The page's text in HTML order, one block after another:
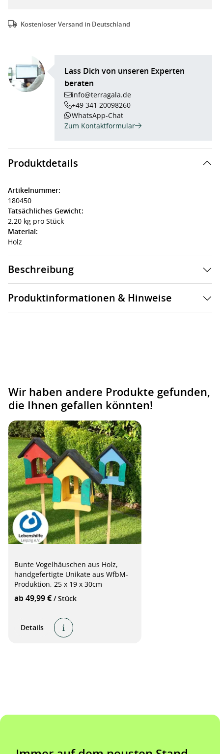
Kostenloser Versand in Deutschland
Lass Dich von unseren Experten
beraten
info@terragala.de
+49 341 20098260
WhatsApp-Chat
Zum Kontaktformular
Produktdetails
Artikelnummer:
180450
Tatsächliches Gewicht:
2,20 kg pro Stück
Material:
Holz
Beschreibung
Produktinformationen & Hinweise
Wir haben andere Produkte gefunden,
die Ihnen gefallen könnten!
Bunte Vogelhäuschen aus Holz,
handgefertigte Unikate aus WfbM-
Produktion, 25 x 19 x 30cm
ab 49,99 € / Stück
Details